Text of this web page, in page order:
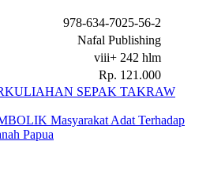
978-634-7025-56-2
Nafal Publishing
viii+ 242 hlm
Rp. 121.000
SEPAK TAKRAW
Masyarakat Adat Terhadap
Papua